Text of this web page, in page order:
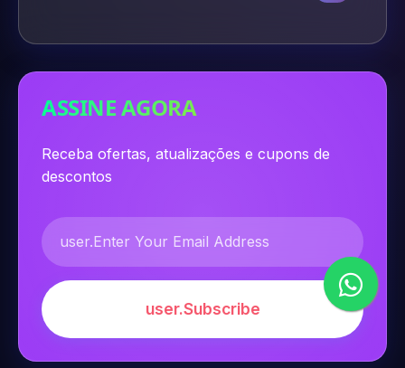
ASSINE AGORA
Receba ofertas, atualizações e cupons de
descontos
user.Subscribe